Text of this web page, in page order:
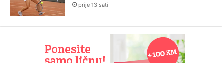
prije 13 sati